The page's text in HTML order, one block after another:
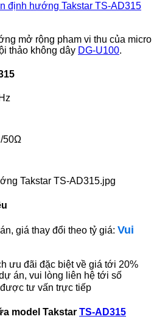
mở rộng pham vi thu của micro
thảo không dây DG-U100.
50Ω
giá thay đổi theo tỷ giá: Vui
ưu đãi đặc biệt về giá tới 20%
án, vui lòng liên hệ tới số
tư vấn trực tiếp
model Takstar TS-AD315